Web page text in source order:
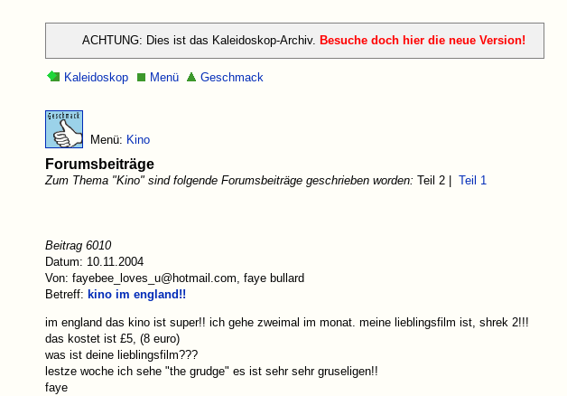
ACHTUNG: Dies ist das Kaleidoskop-Archiv. Besuche doch hier die neue Version!
Kaleidoskop Menü Geschmack
Menü: Kino
Forumsbeiträge
Zum Thema "Kino" sind folgende Forumsbeiträge geschrieben worden: Teil 2 | Teil 1
Beitrag 6010
Datum: 10.11.2004
Von: fayebee_loves_u@hotmail.com, faye bullard
Betreff: kino im england!!
im england das kino ist super!! ich gehe zweimal im monat. meine lieblingsfilm ist, shrek 2!!!
das kostet ist £5, (8 euro)
was ist deine lieblingsfilm???
lestze woche ich sehe "the grudge" es ist sehr sehr gruseligen!!
faye